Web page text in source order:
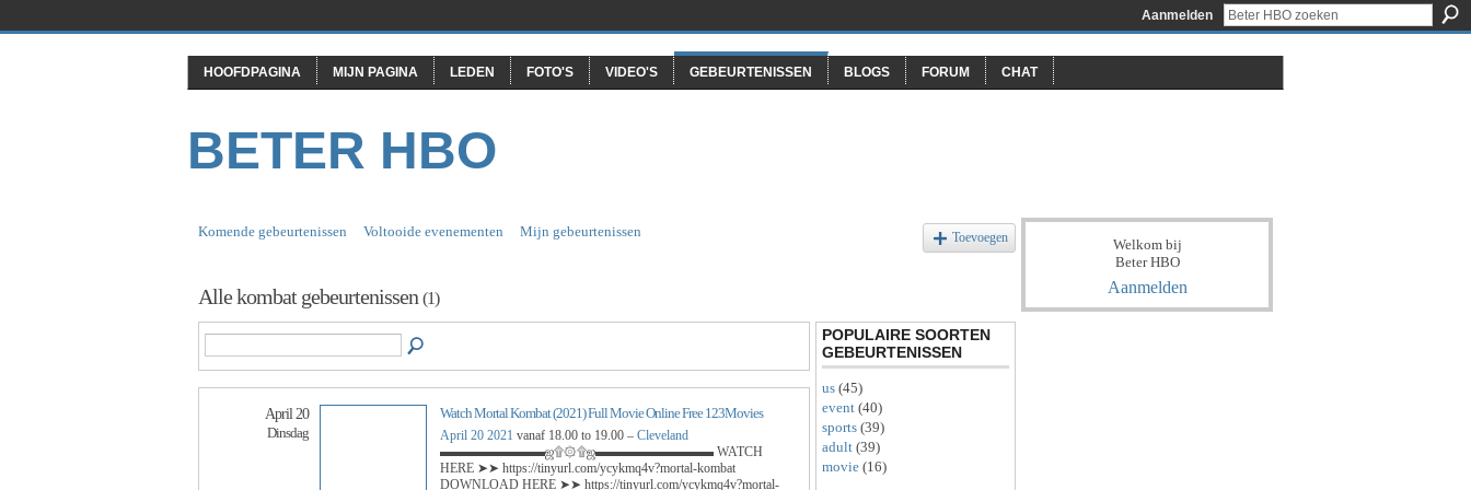
Aanmelden
HOOFDPAGINA MIJN PAGINA LEDEN FOTO'S VIDEO'S GEBEURTENISSEN BLOGS FORUM CHAT
BETER HBO
Komende gebeurtenissen Voltooide evenementen Mijn gebeurtenissen Toevoegen
Alle kombat gebeurtenissen (1)
April 20
Dinsdag
Watch Mortal Kombat (2021) Full Movie Online Free 123Movies
April 20 2021 vanaf 18.00 to 19.00 – Cleveland
▬▬▬▬▬▬▬▬ஜ۩۞۩ஜ▬▬▬▬▬▬▬▬▬ WATCH
HERE ➤➤ https://tinyurl.com/ycykmq4v?mortal-kombat
DOWNLOAD HERE ➤➤ https://tinyurl.com/ycykmq4v?mortal-
POPULAIRE SOORTEN
GEBEURTENISSEN
us (45)
event (40)
sports (39)
adult (39)
movie (16)
Welkom bij
Beter HBO
Aanmelden